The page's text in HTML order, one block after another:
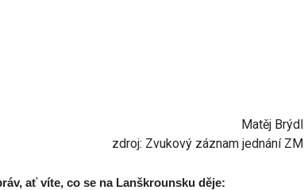
Matěj Brýdl
zdroj: Zvukový záznam jednání ZM
ať víte, co se na Lanškrounsku děje: